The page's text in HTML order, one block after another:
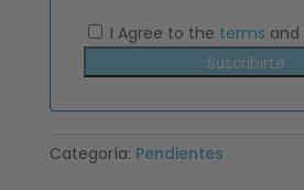
I Agree to the terms and
Suscribirte
Categoría: Pendientes